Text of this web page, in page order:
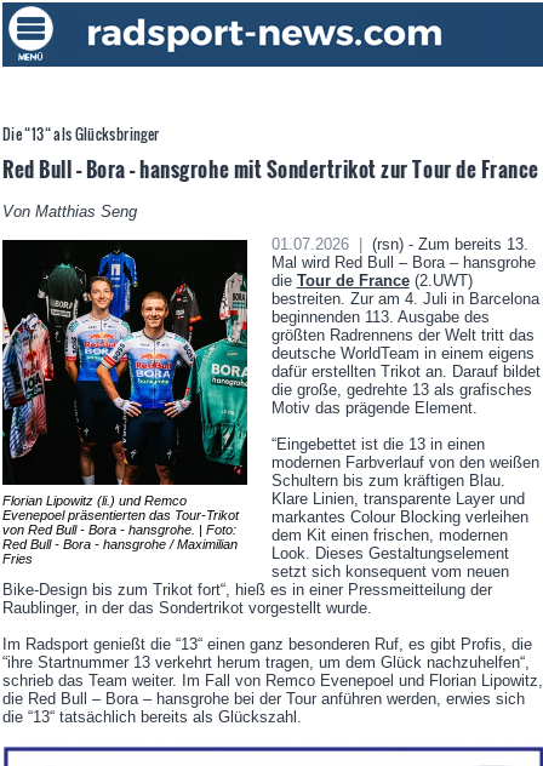
Die “13“ als Glücksbringer
Red Bull – Bora – hansgrohe mit Sondertrikot zur Tour de France
Von Matthias Seng
Florian Lipowitz (li.) und Remco
Evenepoel präsentierten das Tour-Trikot
von Red Bull - Bora - hansgrohe. | Foto:
Red Bull - Bora - hansgrohe / Maximilian
Fries
01.07.2026 |
(rsn) - Zum bereits 13.
Mal wird Red Bull – Bora – hansgrohe
die Tour de France(2.UWT)
bestreiten. Zur am 4. Juli in Barcelona
beginnenden 113. Ausgabe des
größten Radrennens der Welt tritt das
deutsche WorldTeam in einem eigens
dafür erstellten Trikot an. Darauf bildet
die große, gedrehte 13 als grafisches
Motiv das prägende Element.
“Eingebettet ist die 13 in einen
modernen Farbverlauf von den weißen
Schultern bis zum kräftigen Blau.
Klare Linien, transparente Layer und
markantes Colour Blocking verleihen
dem Kit einen frischen, modernen
Look. Dieses Gestaltungselement
setzt sich konsequent vom neuen
Bike-Design bis zum Trikot fort“, hieß es in einer Pressmeitteilung der
Raublinger, in der das Sondertrikot vorgestellt wurde.
Im Radsport genießt die “13“ einen ganz besonderen Ruf, es gibt Profis, die
“ihre Startnummer 13 verkehrt herum tragen, um dem Glück nachzuhelfen“,
schrieb das Team weiter. Im Fall von Remco Evenepoel und Florian Lipowitz,
die Red Bull – Bora – hansgrohe bei der Tour anführen werden, erwies sich
die “13“ tatsächlich bereits als Glückszahl.